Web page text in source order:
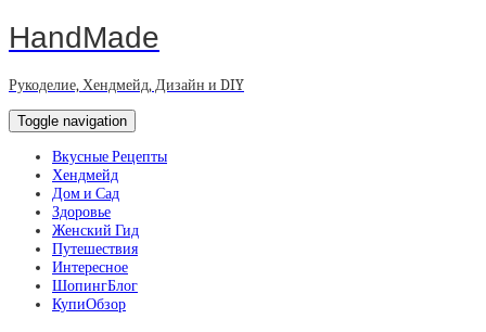
HandMade
Рукоделие, Хендмейд, Дизайн и DIY
Toggle navigation
Вкусные Рецепты
Хендмейд
Дом и Сад
Здоровье
Женский Гид
Путешествия
Интересное
ШопингБлог
КупиОбзор